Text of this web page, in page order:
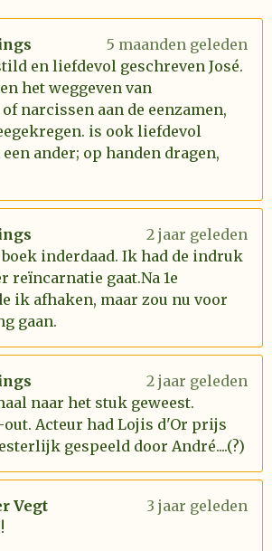
5 maanden geleden
en liefdevol geschreven José.
het weggeven van
narcissen aan de eenzamen,
is ook liefdevol
ander; op handen dragen,
2 jaar geleden
inderdaad. Ik had de indruk
reïncarnatie gaat.Na 1e
ik afhaken, maar zou nu voor
gaan.
2 jaar geleden
naar het stuk geweest.
out. Acteur had Lojis d'Or prijs
gespeeld door André....(?)
Vegt
3 jaar geleden